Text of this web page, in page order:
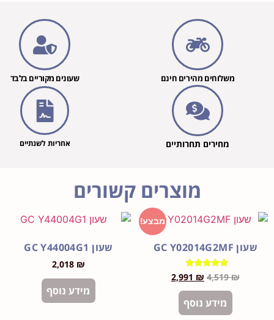
משלוחים מהירים חינם שעונים מקוריים בלבד
מחירים תחרותיים אחריות לשנתיים
מוצרים קשורים
מבצע!
דורג
5.00
מתוך 5
4,519
2,991₪
מידע נוסף
2,018
מידע נוסף